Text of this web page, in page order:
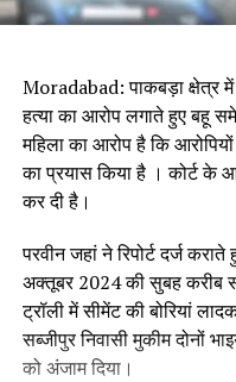
Moradabad: पाकबड़ा क्षेत्र में
हत्या का आरोप लगाते हुए बहू
महिला का आरोप है कि
का प्रयास किया है । कोर्ट के
कर दी है।
परवीन जहां ने रिपोर्ट दर्ज
अक्तूबर 2024 की सुबह करीब
ट्रॉली में सीमेंट की बोरियां
सब्जीपुर निवासी मुकीम दोनों
को अंजाम दिया।